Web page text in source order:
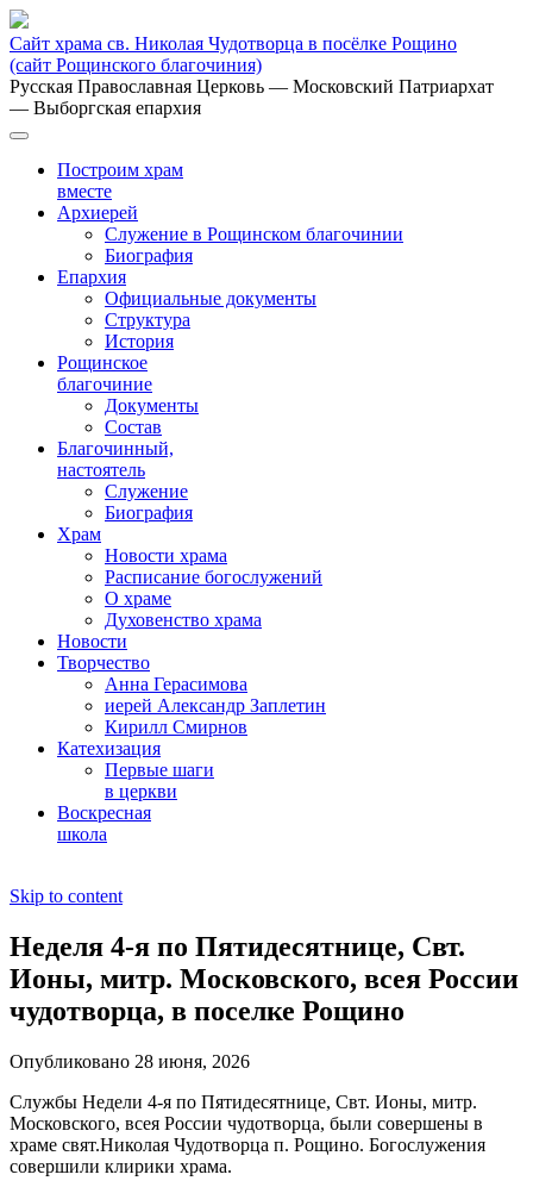
Сайт храма св. Николая Чудотворца в посёлке Рощино
(сайт Рощинского благочиния)
Русская Православная Церковь — Московский Патриархат
— Выборгская епархия
Построим храм
вместе
Архиерей
Служение в Рощинском благочинии
Биография
Епархия
Официальные документы
Структура
История
Рощинское
благочиние
Документы
Состав
Благочинный,
настоятель
Служение
Биография
Храм
Новости храма
Расписание богослужений
О храме
Духовенство храма
Новости
Творчество
Анна Герасимова
иерей Александр Заплетин
Кирилл Смирнов
Катехизация
Первые шаги
в церкви
Воскресная
школа
Skip to content
Неделя 4-я по Пятидесятнице, Свт.
Ионы, митр. Московского, всея России
чудотворца, в поселке Рощино
Опубликовано 28 июня, 2026
Службы Недели 4-я по Пятидесятнице, Свт. Ионы, митр.
Московского, всея России чудотворца, были совершены в
храме свят.Николая Чудотворца п. Рощино. Богослужения
совершили клирики храма.